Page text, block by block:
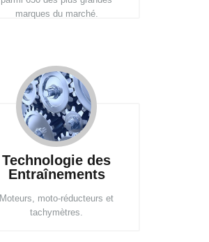
marques du marché.
Technologie des
Entraînements
Moteurs, moto-réducteurs et
tachymètres.